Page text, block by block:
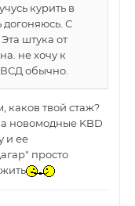
курить в
догоняюсь. С
штука от
не хочу к
ВСД обычно.
каков твой стаж?
новомодные KBD
и ее
просто